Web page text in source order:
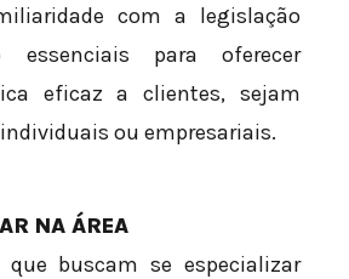
com a legislação
essenciais para oferecer
eficaz a clientes, sejam
ou empresariais.
NA ÁREA
que buscam se especializar